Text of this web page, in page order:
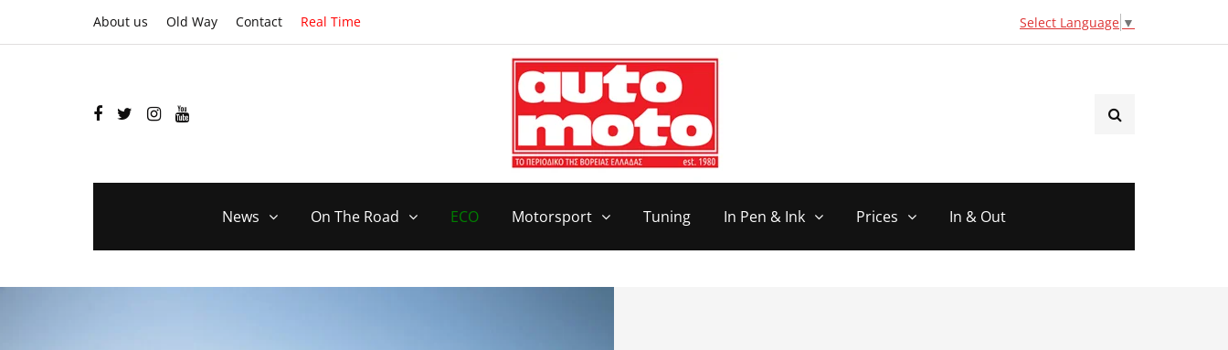
About us Old Way Contact Real Time Select Language ▼
News On The Road ECO Motorsport Tuning In Pen & Ink Prices In & Out